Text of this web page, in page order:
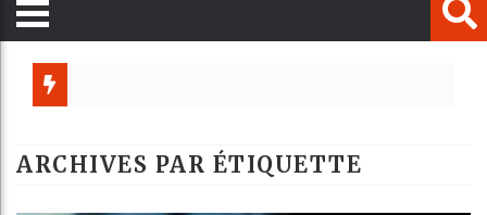
ARCHIVES PAR ÉTIQUETTE